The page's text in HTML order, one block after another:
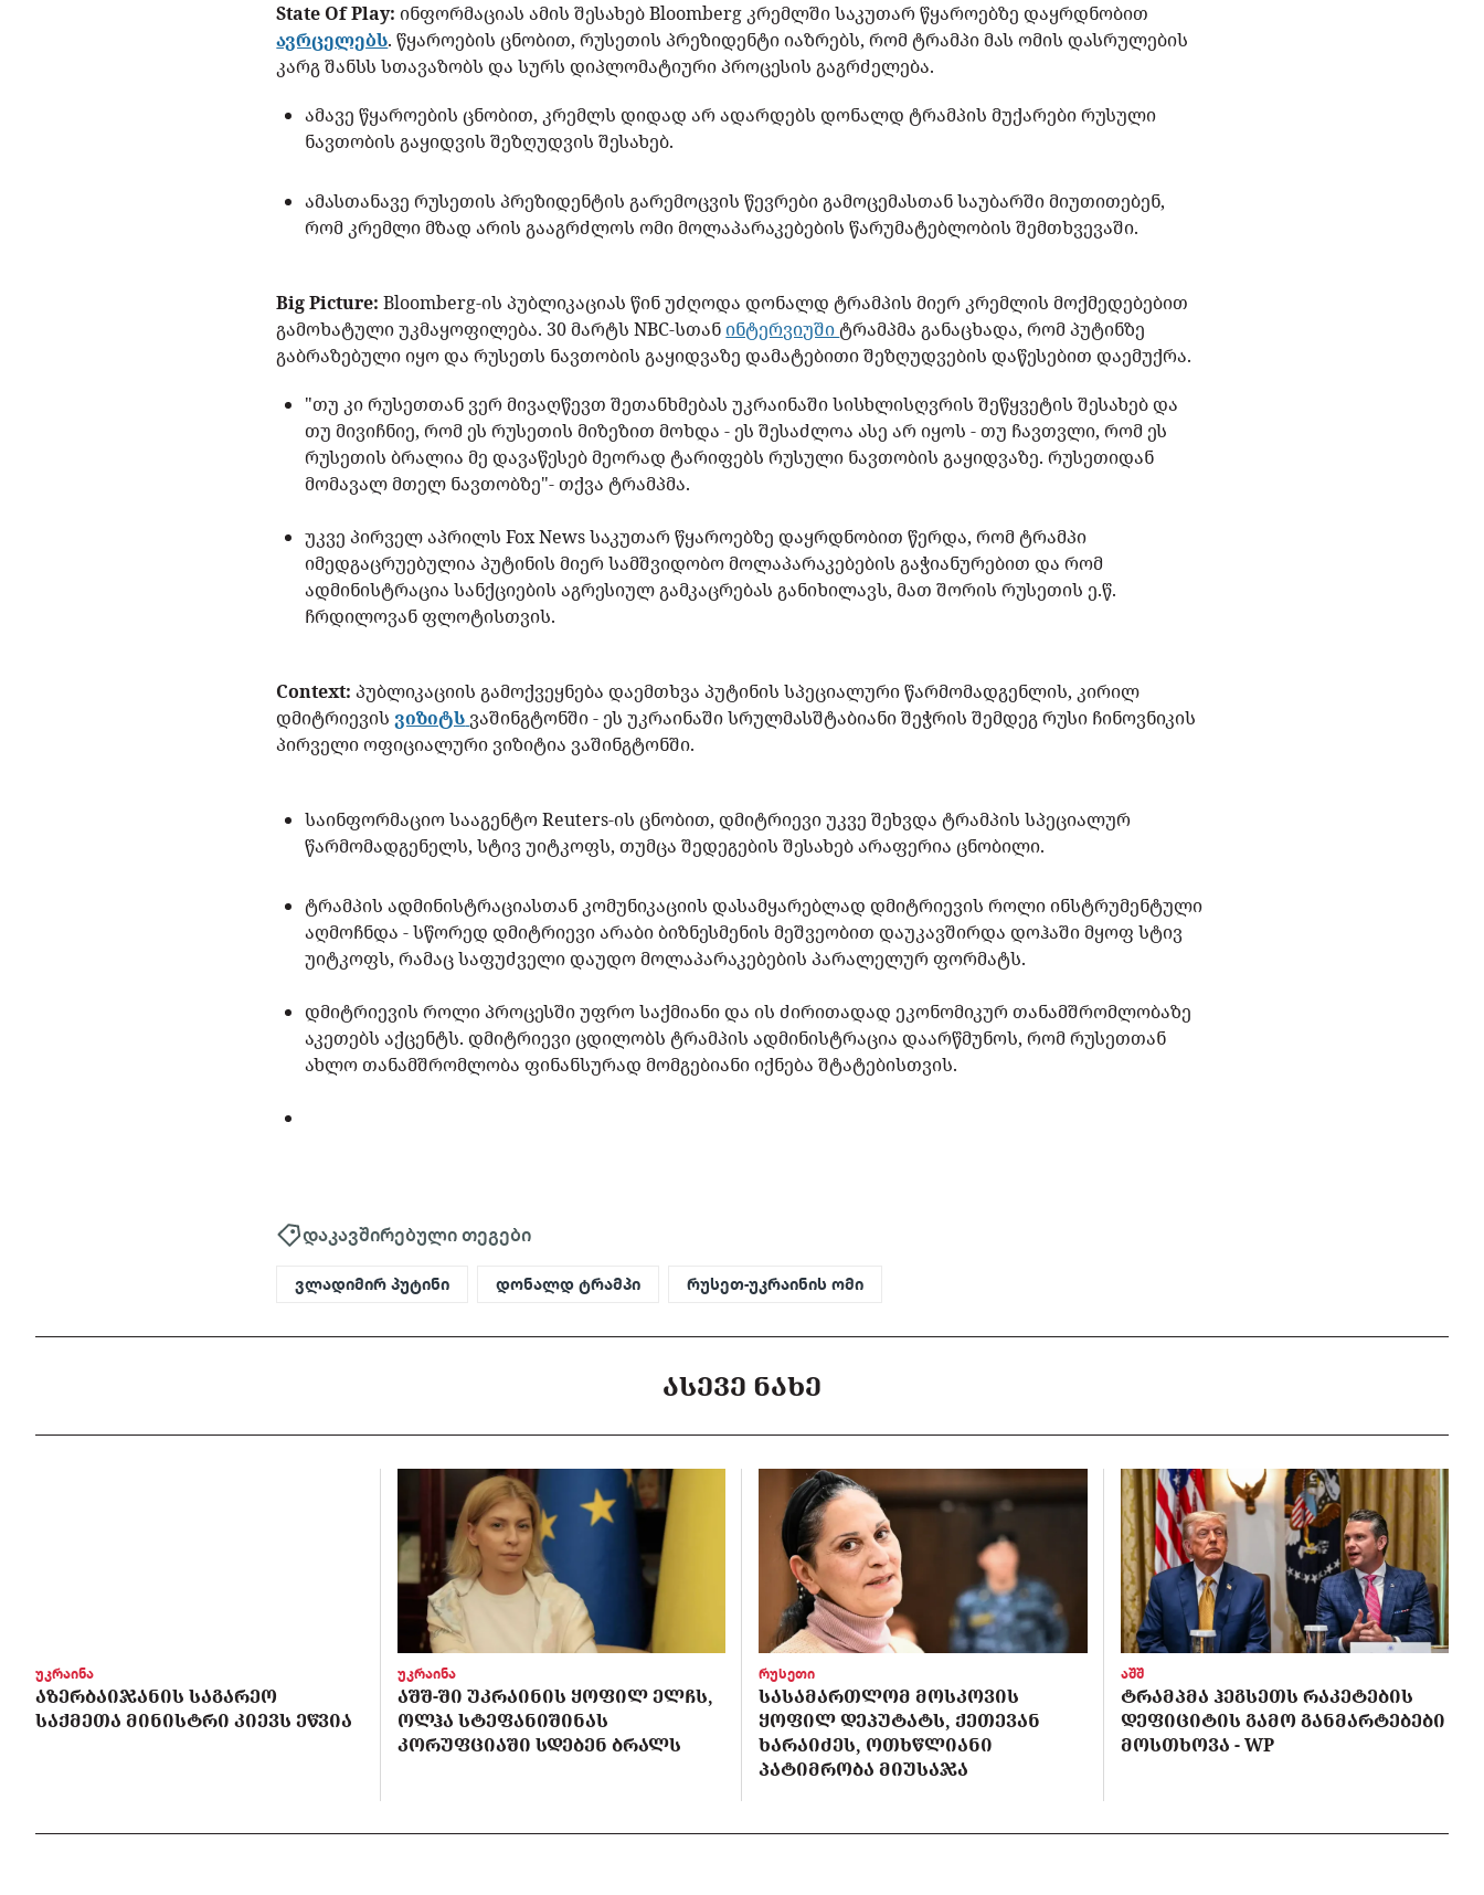
State Of Play: ინფორმაციას ამის შესახებ Bloomberg კრემლში საკუთარ წყაროებზე დაყრდნობით
ავრცელებს. წყაროების ცნობით, რუსეთის პრეზიდენტი იაზრებს, რომ ტრამპი მას ომის დასრულების
კარგ შანსს სთავაზობს და სურს დიპლომატიური პროცესის გაგრძელება.
ამავე წყაროების ცნობით, კრემლს დიდად არ ადარდებს დონალდ ტრამპის მუქარები რუსული
ნავთობის გაყიდვის შეზღუდვის შესახებ.
ამასთანავე რუსეთის პრეზიდენტის გარემოცვის წევრები გამოცემასთან საუბარში მიუთითებენ,
რომ კრემლი მზად არის გააგრძლოს ომი მოლაპარაკებების წარუმატებლობის შემთხვევაში.
Big Picture:Bloomberg-ის პუბლიკაციას წინ უძღოდა დონალდ ტრამპის მიერ კრემლის მოქმედებებით
გამოხატული უკმაყოფილება. 30 მარტს NBC-სთანინტერვიუშიტრამპმა განაცხადა, რომ პუტინზე
გაბრაზებული იყო და რუსეთს ნავთობის გაყიდვაზე დამატებითი შეზღუდვების დაწესებით დაემუქრა.
"თუ კი რუსეთთან ვერ მივაღწევთ შეთანხმებას უკრაინაში სისხლისღვრის შეწყვეტის შესახებ და
თუ მივიჩნიე, რომ ეს რუსეთის მიზეზით მოხდა - ეს შესაძლოა ასე არ იყოს - თუ ჩავთვლი, რომ ეს
რუსეთის ბრალია მე დავაწესებ მეორად ტარიფებს რუსული ნავთობის გაყიდვაზე. რუსეთიდან
მომავალ მთელ ნავთობზე"- თქვა ტრამპმა.
უკვე პირველ აპრილს Fox News საკუთარ წყაროებზე დაყრდნობით წერდა, რომ ტრამპი
იმედგაცრუებულია პუტინის მიერ სამშვიდობო მოლაპარაკებების გაჭიანურებით და რომ
ადმინისტრაცია სანქციების აგრესიულ გამკაცრებას განიხილავს, მათ შორის რუსეთის ე.წ.
ჩრდილოვან ფლოტისთვის.
Context:პუბლიკაციის გამოქვეყნება დაემთხვა პუტინის სპეციალური წარმომადგენლის, კირილ
დმიტრიევის ვიზიტს ვაშინგტონში - ეს უკრაინაში სრულმასშტაბიანი შეჭრის შემდეგ რუსი ჩინოვნიკის
პირველი ოფიციალური ვიზიტია ვაშინგტონში.
საინფორმაციო სააგენტო Reuters-ის ცნობით, დმიტრიევი უკვე შეხვდა ტრამპის სპეციალურ
წარმომადგენელს, სტივ უიტკოფს, თუმცა შედეგების შესახებ არაფერია ცნობილი.
ტრამპის ადმინისტრაციასთან კომუნიკაციის დასამყარებლად დმიტრიევის როლი ინსტრუმენტული
აღმოჩნდა - სწორედ დმიტრიევი არაბი ბიზნესმენის მეშვეობით დაუკავშირდა დოჰაში მყოფ სტივ
უიტკოფს, რამაც საფუძველი დაუდო მოლაპარაკებების პარალელურ ფორმატს.
დმიტრიევის როლი პროცესში უფრო საქმიანი და ის ძირითადად ეკონომიკურ თანამშრომლობაზე
აკეთებს აქცენტს. დმიტრიევი ცდილობს ტრამპის ადმინისტრაცია დაარწმუნოს, რომ რუსეთთან
ახლო თანამშრომლობა ფინანსურად მომგებიანი იქნება შტატებისთვის.
დაკავშირებული თეგები
ვლადიმირ პუტინი დონალდ ტრამპი რუსეთ-უკრაინის ომი
ᲐᲡᲔᲕᲔ ᲜᲐᲮᲔ
უკრაინა
ᲐᲖᲔᲠᲑᲐᲘᲯᲐᲜᲘᲡ ᲡᲐᲒᲐᲠᲔᲝ
ᲡᲐᲥᲛᲔᲗᲐ ᲛᲘᲜᲘᲡᲢᲠᲘ ᲙᲘᲔᲕᲡ ᲔᲬᲕᲘᲐ
უკრაინა
ᲐᲨᲨ-ᲨᲘ ᲣᲙᲠᲐᲘᲜᲘᲡ ᲧᲝᲤᲘᲚ ᲔᲚᲩᲡ,
ᲝᲚᲰᲐ ᲡᲢᲔᲤᲐᲜᲘᲨᲘᲜᲐᲡ
ᲙᲝᲠᲣᲤᲪᲘᲐᲨᲘ ᲡᲓᲔᲑᲔᲜ ᲑᲠᲐᲚᲡ
რუსეთი
ᲡᲐᲡᲐᲛᲐᲠᲗᲚᲝᲛ ᲛᲝᲡᲙᲝᲕᲘᲡ
ᲧᲝᲤᲘᲚ ᲓᲔᲞᲣᲢᲐᲢᲡ, ᲥᲔᲗᲔᲕᲐᲜ
ᲮᲐᲠᲐᲘᲫᲔᲡ, ᲝᲗᲮᲬᲚᲘᲐᲜᲘ
ᲞᲐᲢᲘᲛᲠᲝᲑᲐ ᲛᲘᲣᲡᲐᲯᲐ
აშშ
ᲢᲠᲐᲛᲞᲛᲐ ᲰᲔᲒᲡᲔᲗᲡ ᲠᲐᲙᲔᲢᲔᲑᲘᲡ
ᲓᲔᲤᲘᲪᲘᲢᲘᲡ ᲒᲐᲛᲝ ᲒᲐᲜᲛᲐᲠᲢᲔᲑᲔᲑᲘ
ᲛᲝᲡᲗᲮᲝᲕᲐ - WP